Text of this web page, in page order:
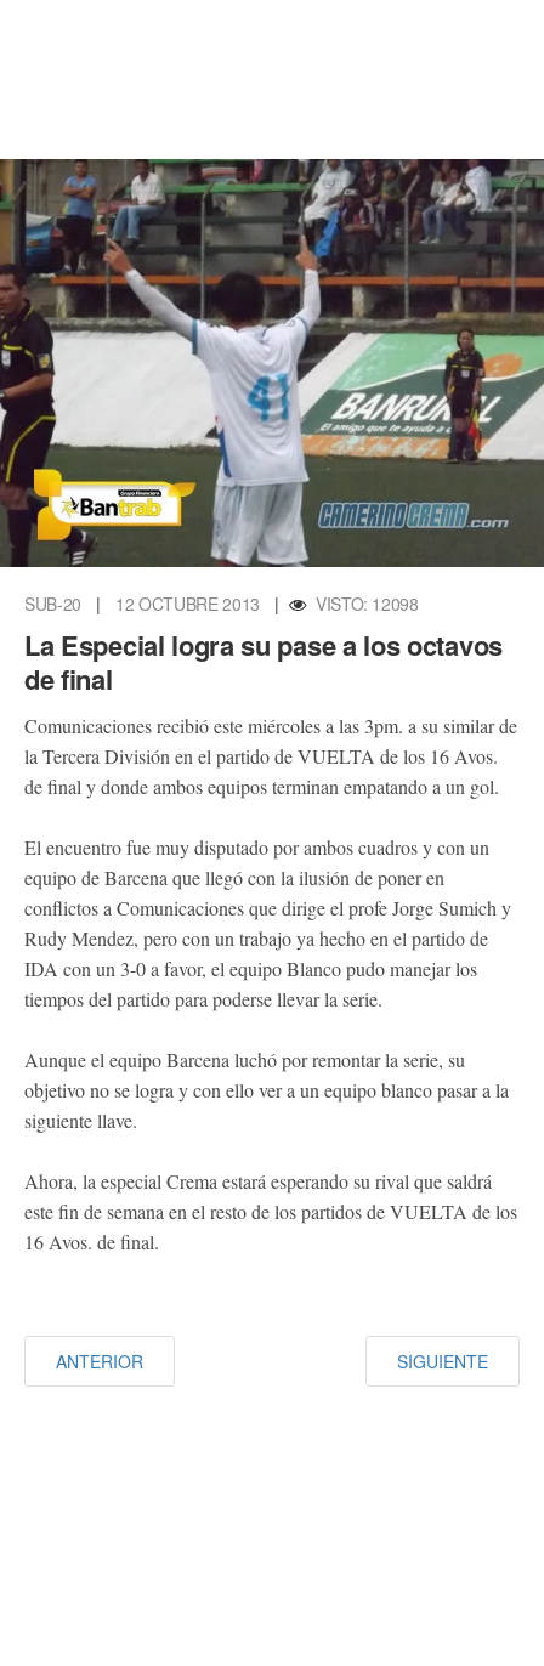
SUB-20 | 12 OCTUBRE 2013 | VISTO: 12098
La Especial logra su pase a los octavos
de final
Comunicaciones recibió este miércoles a las 3pm. a su similar de
la Tercera División en el partido de VUELTA de los 16 Avos.
de final y donde ambos equipos terminan empatando a un gol.
El encuentro fue muy disputado por ambos cuadros y con un
equipo de Barcena que llegó con la ilusión de poner en
conflictos a Comunicaciones que dirige el profe Jorge Sumich y
Rudy Mendez, pero con un trabajo ya hecho en el partido de
IDA con un 3-0 a favor, el equipo Blanco pudo manejar los
tiempos del partido para poderse llevar la serie.
Aunque el equipo Barcena luchó por remontar la serie, su
objetivo no se logra y con ello ver a un equipo blanco pasar a la
siguiente llave.
Ahora, la especial Crema estará esperando su rival que saldrá
este fin de semana en el resto de los partidos de VUELTA de los
16 Avos. de final.
ANTERIOR SIGUIENTE